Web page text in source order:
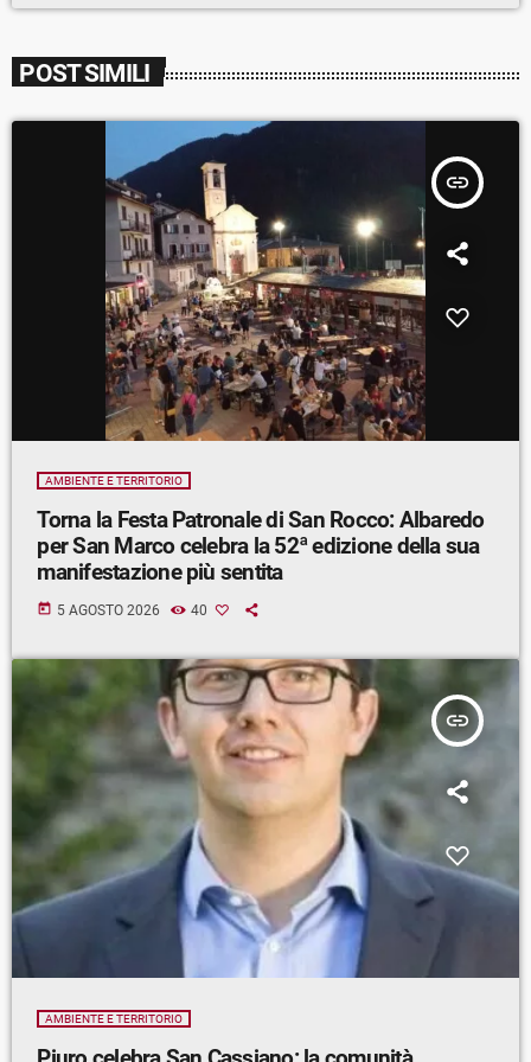
POST SIMILI
insert_link
AMBIENTE E TERRITORIO
Torna la Festa Patronale di San Rocco: Albaredo
per San Marco celebra la 52ª edizione della sua
manifestazione più sentita
today 5 AGOSTO 2026 40
insert_link
AMBIENTE E TERRITORIO